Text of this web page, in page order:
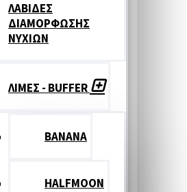
ΛΑΒΙΔΕΣ
ΔΙΑΜΟΡΦΩΣΗΣ
ΝΥΧΙΩΝ
ΛΙΜΕΣ - BUFFER
BANANA
HALFMOON